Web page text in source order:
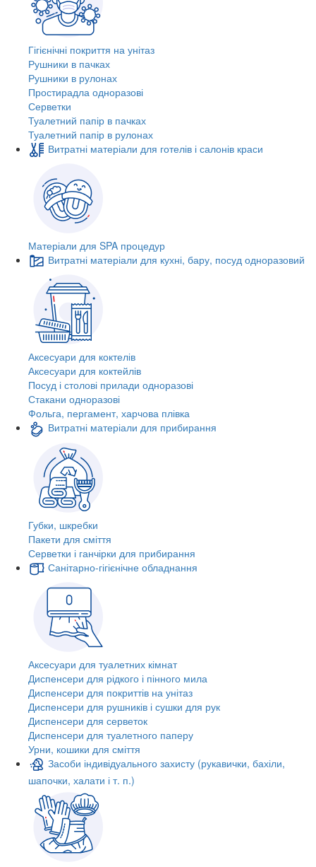
Гігієнічні покриття на унітаз
Рушники в пачках
Рушники в рулонах
Простирадла одноразові
Серветки
Туалетний папір в пачках
Туалетний папір в рулонах
Витратні матеріали для готелів і салонів краси
Матеріали для SPA процедур
Витратні матеріали для кухні, бару, посуд одноразовий
Аксесуари для коктелів
Аксесуари для коктейлів
Посуд і столові прилади одноразові
Стакани одноразові
Фольга, пергамент, харчова плівка
Витратні матеріали для прибирання
Губки, шкребки
Пакети для сміття
Серветки і ганчірки для прибирання
Санітарно-гігієнічне обладнання
Аксесуари для туалетних кімнат
Диспенсери для рідкого і пінного мила
Диспенсери для покриттів на унітаз
Диспенсери для рушників і сушки для рук
Диспенсери для серветок
Диспенсери для туалетного паперу
Урни, кошики для сміття
Засоби індивідуального захисту (рукавички, бахіли,
шапочки, халати і т. п.)